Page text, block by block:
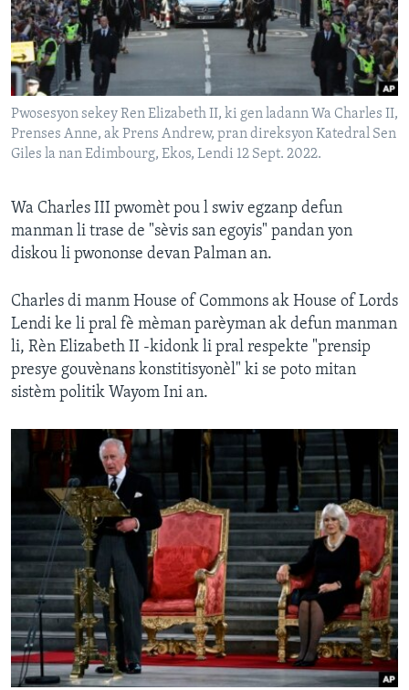
Languages
Pwosesyon sekey Ren Elizabeth II, ki gen ladann Wa Charles II,
Prenses Anne, ak Prens Andrew, pran direksyon Katedral Sen
Giles la nan Edimbourg, Ekos, Lendi 12 Sept. 2022.
Wa Charles III pwomèt pou l swiv egzanp defun
manman li trase de "sèvis san egoyis" pandan yon
diskou li pwononse devan Palman an.
Charles di manm House of Commons ak House of Lords
Lendi ke li pral fè mèman parèyman ak defun manman
li, Rèn Elizabeth II -kidonk li pral respekte "prensip
presye gouvènans konstitisyonèl" ki se poto mitan
sistèm politik Wayom Ini an.